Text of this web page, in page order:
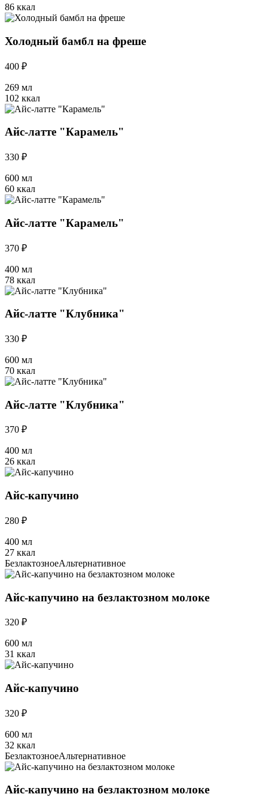
86 ккал
Холодный бамбл на фреше
400 ₽
269 мл
102 ккал
Айс-латте "Карамель"
330 ₽
600 мл
60 ккал
Айс-латте "Карамель"
370 ₽
400 мл
78 ккал
Айс-латте "Клубника"
330 ₽
600 мл
70 ккал
Айс-латте "Клубника"
370 ₽
400 мл
26 ккал
Айс-капучино
280 ₽
400 мл
27 ккал
БезлактозноеАльтернативное
Айс-капучино на безлактозном молоке
320 ₽
600 мл
31 ккал
Айс-капучино
320 ₽
600 мл
32 ккал
БезлактозноеАльтернативное
Айс-капучино на безлактозном молоке